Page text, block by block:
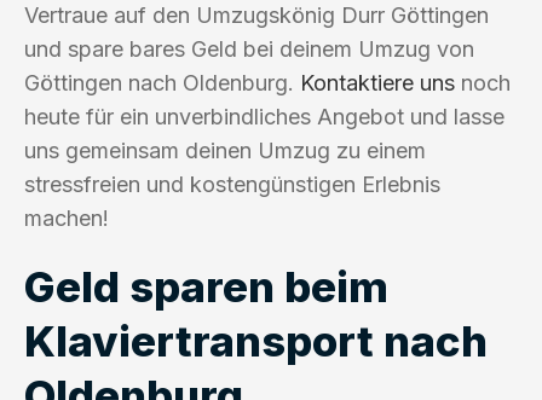
Vertraue auf den Umzugskönig Durr Göttingen
und spare bares Geld bei deinem Umzug von
Göttingen nach Oldenburg. Kontaktiere uns noch
heute für ein unverbindliches Angebot und lasse
uns gemeinsam deinen Umzug zu einem
stressfreien und kostengünstigen Erlebnis
machen!
Geld sparen beim
Klaviertransport nach